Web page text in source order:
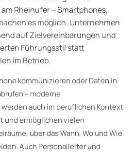
Rheinufer – Smartphones,
es möglich. Unternehmen
auf Zielvereinbarungen und
Führungsstil statt
im Betrieb.
kommunizieren oder Daten in
– moderne
auch im beruflichen Kontext
und ermöglichen vielen
über das Wann, Wo und Wie
Auch Personalleiter und